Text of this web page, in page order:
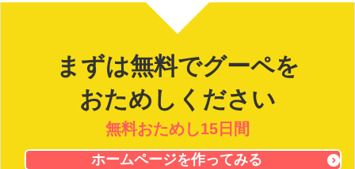
まずは無料でグーペを
おためしください
無料おためし15日間
ホームページを作ってみる